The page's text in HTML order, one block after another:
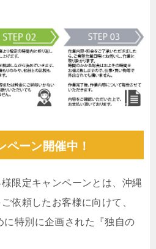
ペーン開催中！
限定キャンペーンとは、沖縄
依頼したお客様に向けて、
に特別に企画された『独自の